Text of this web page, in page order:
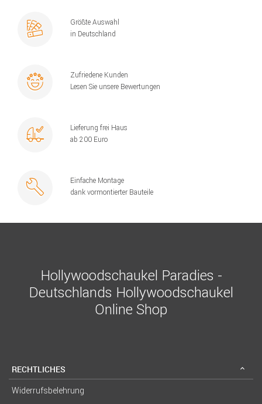
Größte Auswahl
in Deutschland
Zufriedene Kunden
Lesen Sie unsere Bewertungen
Lieferung frei Haus
ab 200 Euro
Einfache Montage
dank vormontierter Bauteile
Hollywoodschaukel Paradies -
Deutschlands Hollywoodschaukel
Online Shop
RECHTLICHES
Widerrufsbelehrung